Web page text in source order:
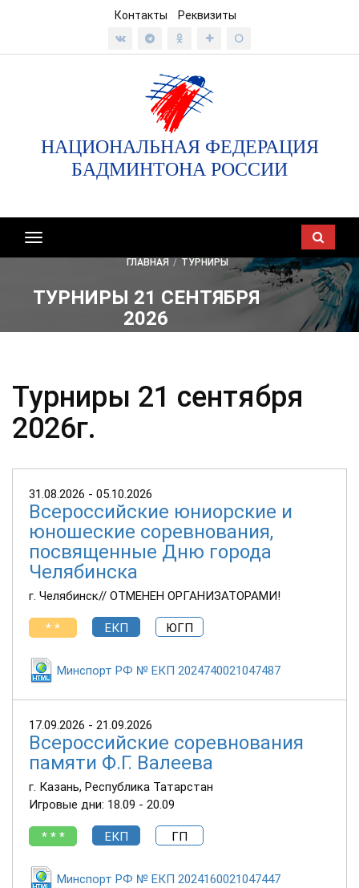
Контакты Реквизиты
НАЦИОНАЛЬНАЯ ФЕДЕРАЦИЯ
БАДМИНТОНА РОССИИ
Показать/
скрыть
ГЛАВНАЯ / ТУРНИРЫ
ТУРНИРЫ 21 СЕНТЯБРЯ
2026
Турниры 21 сентября
2026г.
31.08.2026 - 05.10.2026
Всероссийские юниорские и
юношеские соревнования,
посвященные Дню города
Челябинска
г. Челябинск// ОТМЕНЕН ОРГАНИЗАТОРАМИ!
* * ЕКП ЮГП
Минспорт РФ № ЕКП 2024740021047487
17.09.2026 - 21.09.2026
Всероссийские соревнования
памяти Ф.Г. Валеева
г. Казань, Республика Татарстан
Игровые дни: 18.09 - 20.09
* * * ЕКП ГП
Минспорт РФ № ЕКП 2024160021047447